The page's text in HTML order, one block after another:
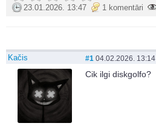
23.01.2026. 13:47 1 komentāri
Kačis #1 04.02.2026. 13:14
Cik ilgi diskgolfo?